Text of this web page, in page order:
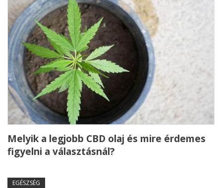
Melyik a legjobb CBD olaj és mire érdemes
figyelni a választásnál?
EGÉSZSÉG